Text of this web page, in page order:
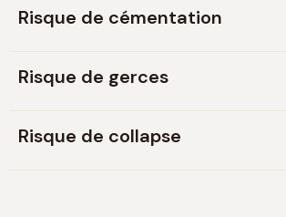
Risque de cémentation
Risque de gerces
Risque de collapse